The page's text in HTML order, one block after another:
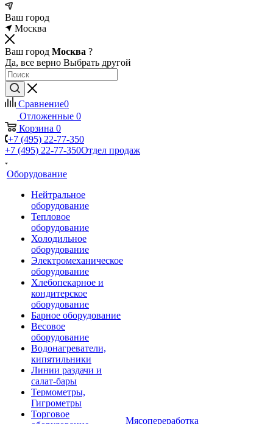
Ваш город
Москва
Ваш город Москва ?
Да, все верно Выбрать другой
Сравнение0
Отложенные 0
Корзина 0
+7 (495) 22-77-350
+7 (495) 22-77-350Отдел продаж
Оборудование
Нейтральное
оборудование
Тепловое
оборудование
Холодильное
оборудование
Электромеханическое
оборудование
Хлебопекарное и
кондитерское
оборудование
Барное оборудование
Весовое
оборудование
Водонагреватели,
кипятильники
Линии раздачи и
салат-бары
Термометры,
Гигрометры
Торговое
Мясопереработка